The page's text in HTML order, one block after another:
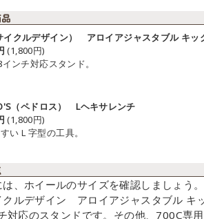
イクルデザイン） アロイアジャスタブル キッ
(1,800円)
ンチ対応スタンド。
（ペドロス） Lヘキサレンチ
(1,800円)
いＬ字型の工具。
、ホイールのサイズを確認しましょう。
クルデザイン アロイアジャスタブル キ
対応のスタンドです。その他、700C専